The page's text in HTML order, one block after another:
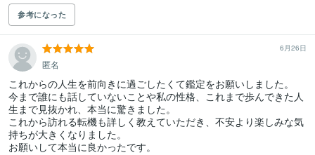
参考になった
6月26日
匿名
これからの人生を前向きに過ごしたくて鑑定をお願いしました。
今まで誰にも話していないことや私の性格、これまで歩んできた人
生まで見抜かれ、本当に驚きました。
これから訪れる転機も詳しく教えていただき、不安より楽しみな気
持ちが大きくなりました。
お願いして本当に良かったです。